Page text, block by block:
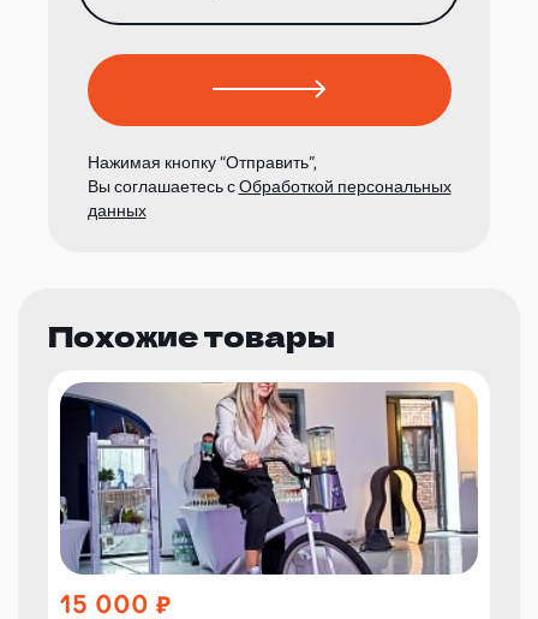
Нажимая кнопку “Отправить”,
Вы соглашаетесь сОбработкой персональных
данных
Похожие товары
15 000